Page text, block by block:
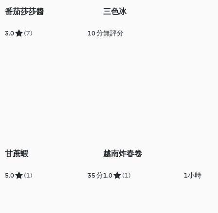
番茄莎莎醬
3.0 (7) 10 分
三色冰
無評分
甘蔗蝦
5.0 (1) 35 分
越南炸春卷
1.0 (1) 1小時